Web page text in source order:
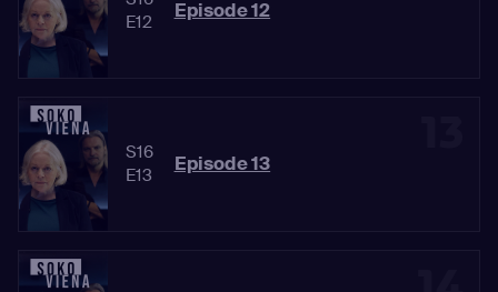
E12
Episode 12
S16
E13
Episode 13